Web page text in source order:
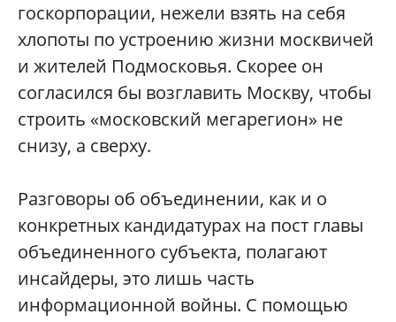
госкорпорации, нежели взять на себя
хлопоты по устроению жизни москвичей
и жителей Подмосковья. Скорее он
согласился бы возглавить Москву, чтобы
строить «московский мегарегион» не
снизу, а сверху.
Разговоры об объединении, как и о
конкретных кандидатурах на пост главы
объединенного субъекта, полагают
инсайдеры, это лишь часть
информационной войны. С помощью